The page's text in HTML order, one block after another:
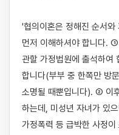
'협의이혼은 정해진 순서
먼저 이해하셔야 합니다.
관할 가정법원에 출석하여
합니다(부부 중 한쪽만 방
소명될 때뿐입니다). ② 이
하는데, 미성년 자녀가 있
가정폭력 등 급박한 사정